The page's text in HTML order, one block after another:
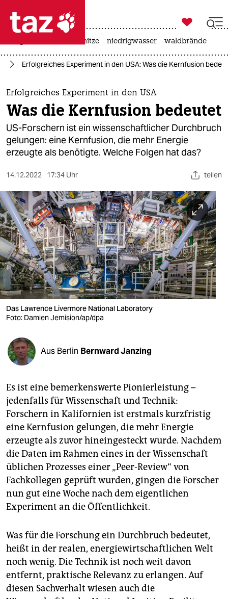
 taz zahl ich
taz zahl ich
themen
politik
öko
gesellschaft
sport
berlin
nord
wahrheit
verlag
verlag
veranstaltungen
shop
unterstützen
abo
genossenschaft
epaper login

taz zahl ich
hitze niedrigwasser waldbrände
Erfolgreiches Experiment in den USA: Was die Kernfusion
Erfolgreiches Experiment in den USA
Was die Kernfusion bedeutet
US-Forschern ist ein wissenschaftlicher Durchbruch
gelungen: eine Kernfusion, die mehr Energie
erzeugte als benötigte. Welche Folgen hat das?
14.12.2022 17:34 Uhr teilen
Das Lawrence Livermore National Laboratory
Foto: Damien Jemision/ap/dpa
Aus Berlin Bernward Janzing
Es ist eine bemerkenswerte Pionierleistung –
jedenfalls für Wissenschaft und Technik:
Forschern in Kalifornien ist erstmals kurzfristig
eine Kernfusion gelungen, die mehr Energie
erzeugte als zuvor hineingesteckt wurde. Nachdem
die Daten im Rahmen eines in der Wissenschaft
üblichen Prozesses einer „Peer-Review“ von
Fachkollegen geprüft wurden, gingen die Forscher
nun gut eine Woche nach dem eigentlichen
Experiment an die Öffentlichkeit.
Was für die Forschung ein Durchbruch bedeutet,
heißt in der realen, energiewirtschaftlichen Welt
noch wenig. Die Technik ist noch weit davon
entfernt, praktische Relevanz zu erlangen. Auf
diesen Sachverhalt wiesen auch die